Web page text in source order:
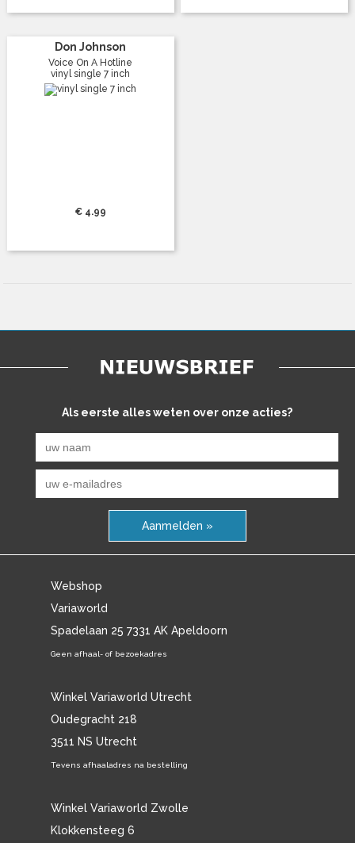
Don Johnson
Voice On A Hotline
vinyl single 7 inch
€ 4.99
Als eerste alles weten over onze acties?
Aanmelden »
Webshop
Variaworld
Spadelaan 25 7331 AK Apeldoorn
Geen afhaal- of bezoekadres
Winkel Variaworld Utrecht
Oudegracht 218
3511 NS Utrecht
Tevens afhaaladres na bestelling
Winkel Variaworld Zwolle
Klokkensteeg 6